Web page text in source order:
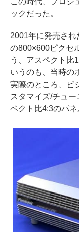
ックだった。
2001年に発売さ
の800×600ピクセ
う、アスペクト比
いうのも、当時の
実際のところ、ビ
スタマイズ/チュ
ペクト比4:3のパネ